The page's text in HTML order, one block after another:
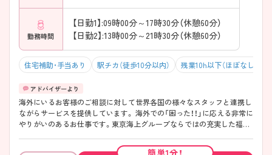
勤務時間
【日勤1】:09時00分～17時30分（休憩60分）
【日勤2】:13時00分～21時30分（休憩60分）
住宅補助・手当あり 駅チカ（徒歩10分以内） 残業10h以下（ほぼなし）
海外にいるお客様のご相談に対して世界各国の様々なスタッフと連携し
ながらサービスを提供しています。 海外での「困った！！」に応える非常に
やりがいのあるお仕事です。東京海上グループならではの充実した福利
わせて海外旅行へ行く方も多くいらっしゃいます♪「誰かの役に立ちた